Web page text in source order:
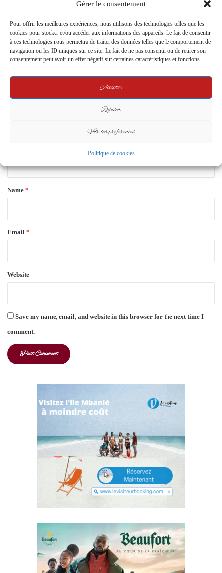
Gérer le consentement
Pour offrir les meilleures expériences, nous utilisons des technologies telles que les
cookies pour stocker et/ou accéder aux informations des appareils. Le fait de consentir
à ces technologies nous permettra de traiter des données telles que le comportement de
navigation ou les ID uniques sur ce site. Le fait de ne pas consentir ou de retirer son
consentement peut avoir un effet négatif sur certaines caractéristiques et fonctions.
Accepter
Refuser
Voir les préférences
Politique de cookies
Leave a Reply
Your email address will not be published. Required fields are marked
o
t
*
Name *
Email *
Website
Save my name, email, and website in this browser for the next time I
comment.